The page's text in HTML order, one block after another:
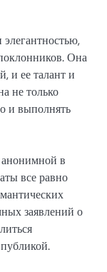
Она
и ее талант и
не только
и выполнять
анонимной в
все равно
заявлений о